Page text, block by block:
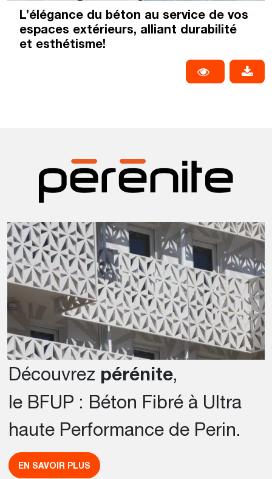
L’élégance du béton au service de vos
espaces extérieurs, alliant durabilité
et esthétisme!
Découvrez pérénite,
le BFUP : Béton Fibré à Ultra
haute Performance de Perin.
EN SAVOIR PLUS